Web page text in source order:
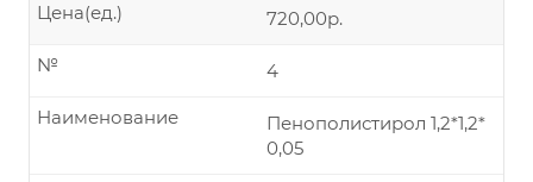
720,00р.
Цена(ед.)
4
№
Пенополистирол 1,2*1,2*
0,05
Наименование